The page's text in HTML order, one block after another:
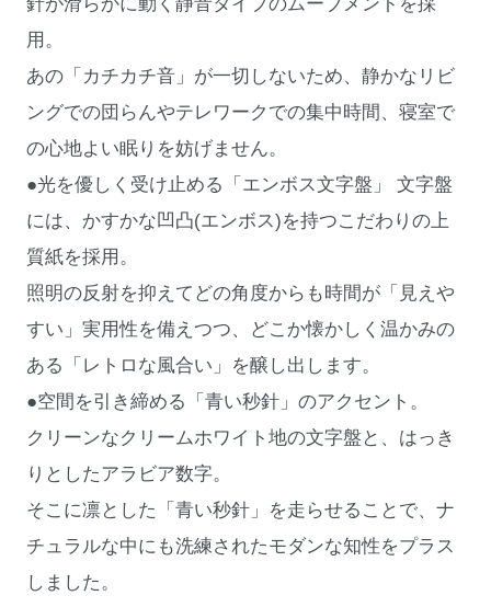
用。
あの「カチカチ音」が一切しないため、静かなリビ
ングでの団らんやテレワークでの集中時間、寝室で
の心地よい眠りを妨げません。
●光を優しく受け止める「エンボス文字盤」 文字盤
には、かすかな凹凸(エンボス)を持つこだわりの上
質紙を採用。
照明の反射を抑えてどの角度からも時間が「見えや
すい」実用性を備えつつ、どこか懐かしく温かみの
ある「レトロな風合い」を醸し出します。
●空間を引き締める「青い秒針」のアクセント。
クリーンなクリームホワイト地の文字盤と、はっき
りとしたアラビア数字。
そこに凛とした「青い秒針」を走らせることで、ナ
チュラルな中にも洗練されたモダンな知性をプラス
しました。